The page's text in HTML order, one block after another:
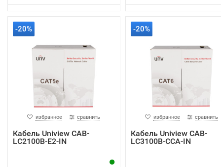
-20%
избранное сравнить
Кабель Uniview CAB-
LC2100B-E2-IN
-20%
избранное сравнить
Кабель Uniview CAB-
LC3100B-CCA-IN